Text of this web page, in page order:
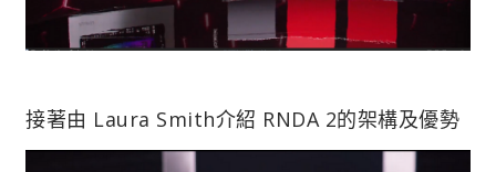
接著由 Laura Smith介紹 RNDA 2的架構及優勢